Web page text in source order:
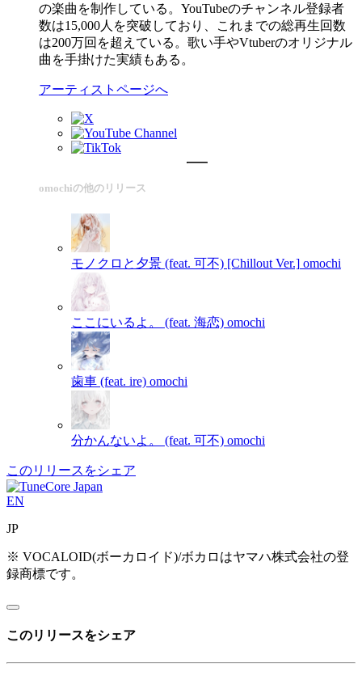
の楽曲を制作している。YouTubeのチャンネル登録者
数は15,000人を突破しており、これまでの総再生回数
は200万回を超えている。歌い手やVtuberのオリジナル
曲を手掛けた実績もある。
アーティストページへ
omochiの他のリリース
モノクロと夕景 (feat. 可不) [Chillout Ver.] omochi
ここにいるよ。 (feat. 海恋) omochi
歯車 (feat. ire) omochi
分かんないよ。 (feat. 可不) omochi
このリリースをシェア
EN
JP
※ VOCALOID(ボーカロイド)/ボカロはヤマハ株式会社の登
録商標です。
このリリースをシェア